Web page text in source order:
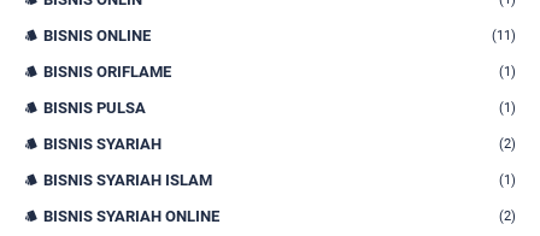
BISNIS ONLINE (11)
BISNIS ORIFLAME (1)
BISNIS PULSA (1)
BISNIS SYARIAH (2)
BISNIS SYARIAH ISLAM (1)
BISNIS SYARIAH ONLINE (2)